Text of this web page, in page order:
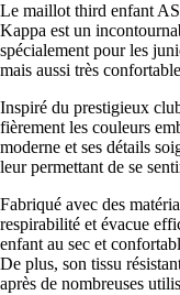
Le maillot third enfant
Kappa est un
spécialement pour les
mais aussi très
Inspiré du prestigieux
fièrement les couleurs
moderne et ses détails
leur permettant de se
Fabriqué avec des
respirabilité et évacue
enfant au sec et
De plus, son tissu
après de nombreuses